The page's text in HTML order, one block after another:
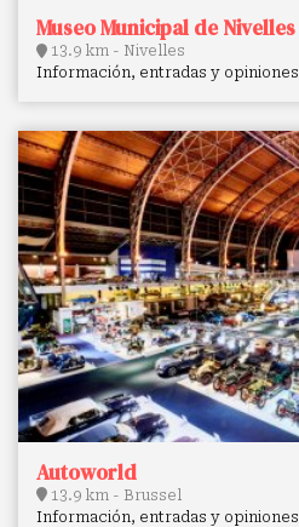
Museo Municipal de Nivelles
13.9 km - Nivelles
Información, entradas y opiniones
Autoworld
13.9 km - Brussel
Información, entradas y opiniones